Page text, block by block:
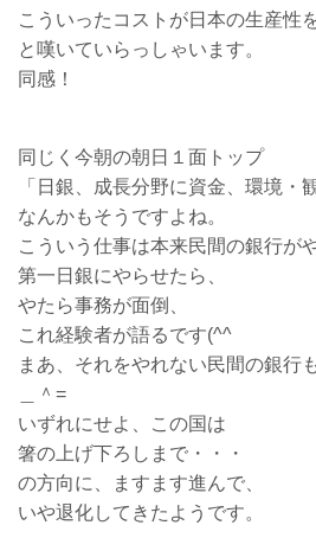
こういったコストが日本の生産性
と嘆いていらっしゃいます。
同感！
同じく今朝の朝日１面トップ
「日銀、成長分野に資金、環境・
なんかもそうですよね。
こういう仕事は本来民間の銀行が
第一日銀にやらせたら、
やたら事務が面倒、
これ経験者が語るです(^^ゞ
まあ、それをやれない民間の銀行
＿＾=
いずれにせよ、この国は
箸の上げ下ろしまで・・・
の方向に、ますます進んで、
いや退化してきたようです。